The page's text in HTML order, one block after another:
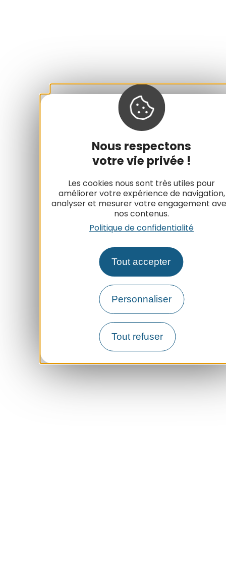
Nous respectons
votre vie privée !
Les cookies nous sont très utiles pour
améliorer votre expérience de navigation,
analyser et mesurer votre engagement
nos contenus.
Politique de confidentialité
Tout accepter
Personnaliser
Tout refuser